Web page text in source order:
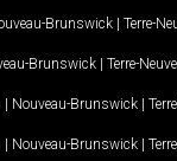
Brunswick | Terre-
Brunswick | Terre-
| Nouveau-Brunswick |
| Nouveau-Brunswick |